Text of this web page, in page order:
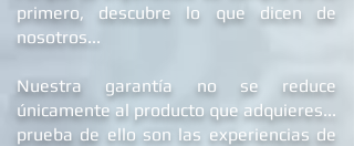
primero, descubre lo que dicen de
nosotros...
Nuestra garantía no se reduce
únicamente al producto que adquieres...
prueba de ello son las experiencias de